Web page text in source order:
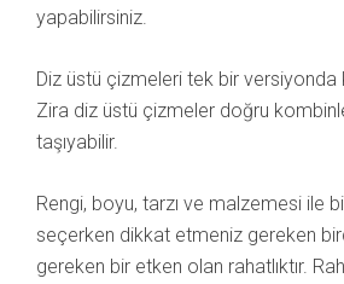
yapabilirsiniz.
Diz üstü çizmeleri tek bir versiyonda
Zira diz üstü çizmeler doğru
taşıyabilir.
Rengi, boyu, tarzı ve malzemesi ile
seçerken dikkat etmeniz gereken
gereken bir etken olan rahatlıktır.